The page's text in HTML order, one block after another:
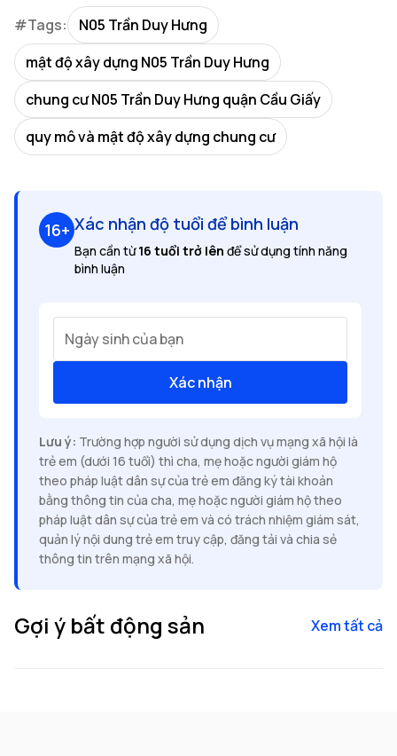
#Tags:
N05 Trần Duy Hưng
mật độ xây dựng N05 Trần Duy Hưng
chung cư N05 Trần Duy Hưng quận Cầu Giấy
quy mô và mật độ xây dựng chung cư
16+ Xác nhận độ tuổi để bình luận
Bạn cần từ16 tuổi trở lên để sử dụng tính năng
bình luận
Ngày sinh của bạn
Xác nhận
Lưu ý: Trường hợp người sử dụng dịch vụ mạng xã hội là
trẻ em (dưới 16 tuổi) thì cha, mẹ hoặc người giám hộ
theo pháp luật dân sự của trẻ em đăng ký tài khoản
bằng thông tin của cha, mẹ hoặc người giám hộ theo
pháp luật dân sự của trẻ em và có trách nhiệm giám sát,
quản lý nội dung trẻ em truy cập, đăng tải và chia sẻ
thông tin trên mạng xã hội.
Gợi ý bất động sản Xem tất cả